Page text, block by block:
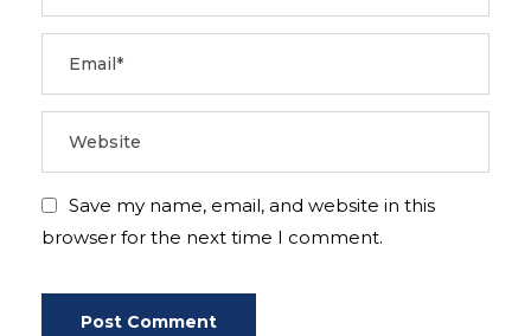
Save my name, email, and website in this
browser for the next time I comment.